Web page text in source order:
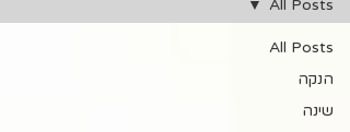
All Posts
הנקה
שינה
All Posts